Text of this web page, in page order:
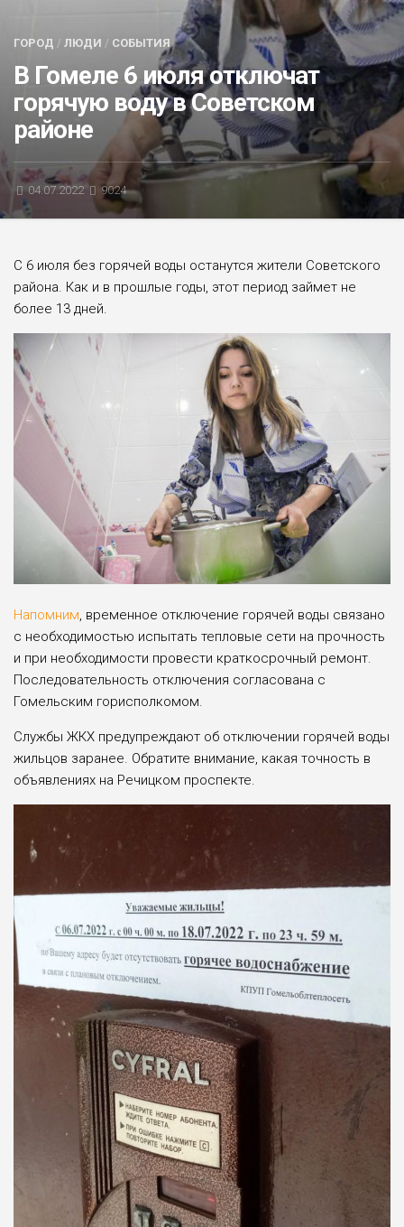
АФИША
ГОРОД / ЛЮДИ / СОБЫТИЯ
В Гомеле 6 июля отключат
горячую воду в Советском
районе
04.07.2022 9024
С 6 июля без горячей воды останутся жители Советского
района. Как и в прошлые годы, этот период займет не
более 13 дней.
Напомним, временное отключение горячей воды связано
с необходимостью испытать тепловые сети на прочность
и при необходимости провести краткосрочный ремонт.
Последовательность отключения согласована с
Гомельским горисполкомом.
Службы ЖКХ предупреждают об отключении горячей воды
жильцов заранее. Обратите внимание, какая точность в
объявлениях на Речицком проспекте.